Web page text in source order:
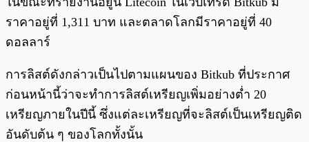
ราคาอยู่ที่ 1,311 บาท และตลาดโลกมีราคาอยู่ที่ 40
ดอลลาร์
การลิสต์ดังกล่าวเป็นไปตามแผนของ Bitkub ที่ประกาศ
ก่อนหน้านี้ว่าจะทำการลิสต์เหรียญเพิ่มอย่างต่ำ 20
เหรียญภายในปีนี้ ซึ่งแต่ละเหรียญที่จะลิสต์เป็นเหรียญติด
อันดับต้น ๆ ของโลกทั้งนั้น